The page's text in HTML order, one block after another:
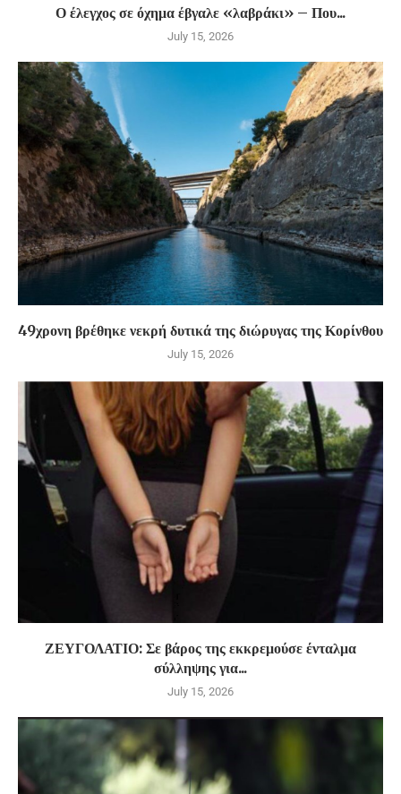
Ο έλεγχος σε όχημα έβγαλε «λαβράκι» – Που...
July 15, 2026
49χρονη βρέθηκε νεκρή δυτικά της διώρυγας της Κορίνθου
July 15, 2026
ΖΕΥΓΟΛΑΤΙΟ: Σε βάρος της εκκρεμούσε ένταλμα
σύλληψης για...
July 15, 2026